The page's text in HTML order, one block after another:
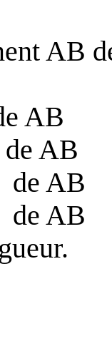
AB
AB
de AB
de AB
de AB